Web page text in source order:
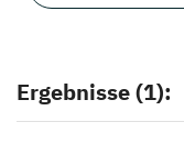
Ergebnisse (1):